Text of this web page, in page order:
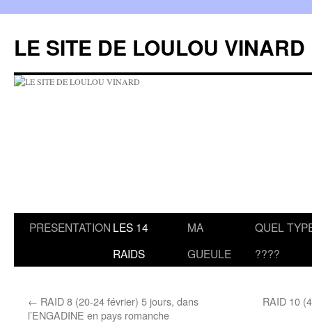
LE SITE DE LOULOU VINARD
Aller
PRESENTATION LES 14
RAIDS
MA
GUEULE
QUEL
????
← RAID 8 (20-24 février) 5 jours, dans
l’ENGADINE en pays romanche
RAID 10